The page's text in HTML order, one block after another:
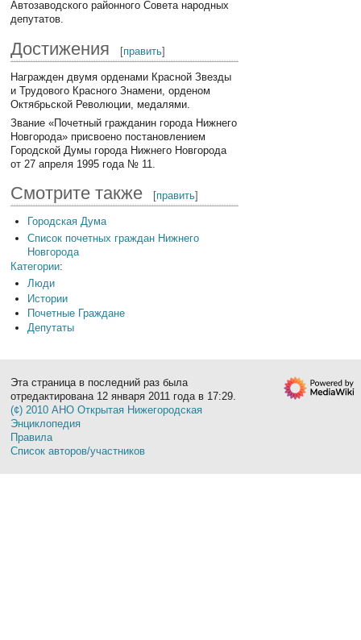
Автозаводского районного Совета народных
депутатов.
Достижения [править]
Награжден двумя орденами Красной Звезды
и Трудового Красного Знамени, орденом
Октябрьской Революции, медалями.
Звание «Почетный гражданин города Нижнего
Новгорода» присвоено постановлением
Городской Думы города Нижнего Новгорода
от 27 апреля 1995 года № 11.
Смотрите также [править]
Городская Дума
Список почетных граждан Нижнего
Новгорода
Категории:
Люди
Истории
Почетные Граждане
Депутаты
Эта страница в последний раз была
отредактирована 12 января 2011 года в 17:29.
(¢) 2010 АНО Открытая Нижегородская
Энциклопедия
Правила
Список авторов/участников